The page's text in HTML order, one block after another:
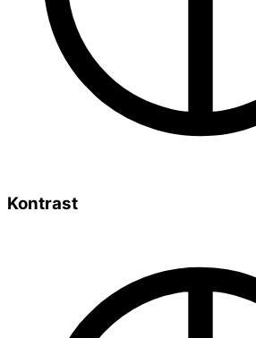
Kontrast